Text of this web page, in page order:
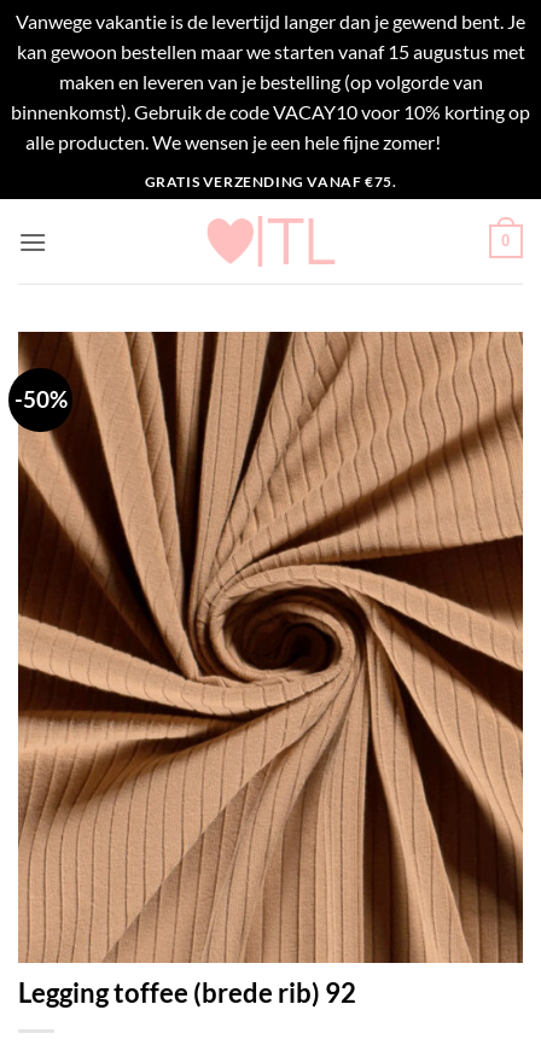
Vanwege vakantie is de levertijd langer dan je gewend bent. Je
kan gewoon bestellen maar we starten vanaf 15 augustus met
maken en leveren van je bestelling (op volgorde van
binnenkomst). Gebruik de code VACAY10 voor 10% korting op
alle producten. We wensen je een hele fijne zomer!
naar
inhoud
GRATIS VERZENDING VANAF €75.
0
-50%
Legging toffee (brede rib) 92